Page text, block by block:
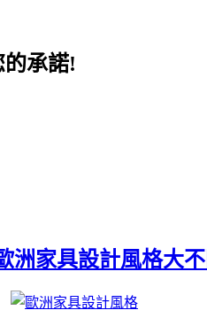
承諾!
洲家具設計風格大不